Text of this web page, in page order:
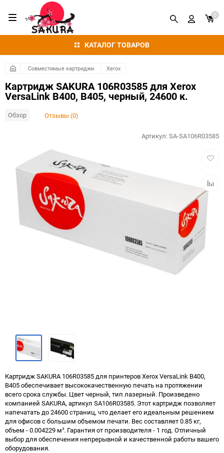
КАТАЛОГ ТОВАРОВ
0
Совместимые картриджи Xerox
Картридж SAKURA 106R03585 для Xerox
VersaLink B400, B405, черный, 24600 к.
Обзор Отзывы (0)
к
Артикул:SA-SA106R03585
Картридж SAKURA 106R03585 для принтеров Xerox VersaLink B400,
B405 обеспечивает высококачественную печать на протяжении
всего срока службы. Цвет черный, тип лазерный. Произведено
компанией SAKURA, артикул SA106R03585. Этот картридж позволяет
напечатать до 24600 страниц, что делает его идеальным решением
для офисов с большим объемом печати. Вес составляет 0.85 кг,
объем - 0.004229 м³. Гарантия от производителя - 1 год. Отличный
выбор для обеспечения непрерывной и качественной работы вашего
оборудования.